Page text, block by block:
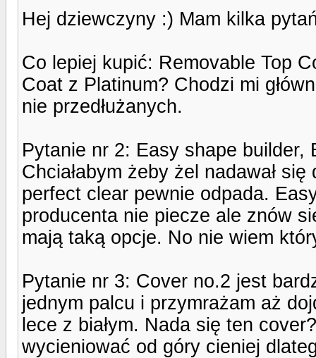
Hej dziewczyny :) Mam kilka
Co lepiej kupić: Removable Top
Coat z Platinum? Chodzi mi
nie przedłużanych.
Pytanie nr 2: Easy shape
Chciałabym żeby żel nadawał
perfect clear pewnie odpada.
producenta nie piecze ale znów
mają taką opcje. No nie wiem
Pytanie nr 3: Cover no.2 jest
jednym palcu i przymrażam aż
lece z białym. Nada się ten
wycieniować od góry cieniej